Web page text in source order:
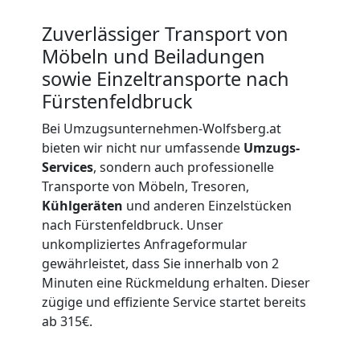
Zuverlässiger Transport von
Möbeln und Beiladungen
sowie Einzeltransporte nach
Fürstenfeldbruck
Bei Umzugsunternehmen-Wolfsberg.at
bieten wir nicht nur umfassende Umzugs-
Services, sondern auch professionelle
Transporte von Möbeln, Tresoren,
Kühlgeräten und anderen Einzelstücken
nach Fürstenfeldbruck. Unser
unkompliziertes Anfrageformular
gewährleistet, dass Sie innerhalb von 2
Minuten eine Rückmeldung erhalten. Dieser
zügige und effiziente Service startet bereits
ab 315€.
Küchenumzug
Wolfsberg
Umzug
und
Lagerung
Wolfsberg
Full-